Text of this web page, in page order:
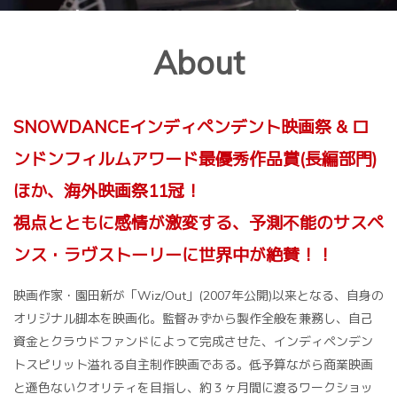
About
SNOWDANCEインディペンデント映画祭 & ロ
ンドンフィルムアワード最優秀作品賞(長編部門)
ほか、海外映画祭11冠！
視点とともに感情が激変する、予測不能のサスペ
ンス・ラヴストーリーに世界中が絶賛！！
映画作家・園田新が「Wiz/Out」(2007年公開)以来となる、自身の
オリジナル脚本を映画化。監督みずから製作全般を兼務し、自己
資金とクラウドファンドによって完成させた、インディペンデン
トスピリット溢れる自主制作映画である。低予算ながら商業映画
と遜色ないクオリティを目指し、約３ヶ月間に渡るワークショッ